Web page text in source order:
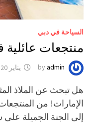
السياحة في دبي
منتجعات عائلية
byadmin يناير 20, 2023
هل تبحث عن الملاذ
الإمارات! من
إلى الجنة الجميلة